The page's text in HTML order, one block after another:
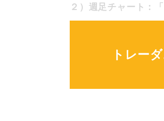
トレー
２）週足チャート：